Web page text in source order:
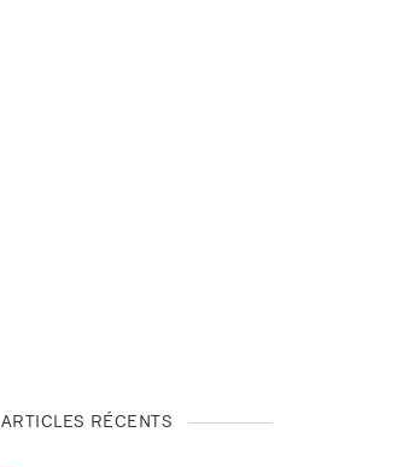
ARTICLES RÉCENTS